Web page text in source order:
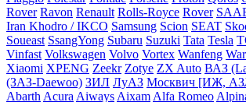
Rover Ravon Renault Rolls-Royce Rover
Iran Khodro / IKCO Samsung Scion SEAT
Soueast SsangYong Subaru Suzuki Tata Tesla
Vinfast Volkswagen Volvo Vortex Wanfeng
Xiaomi XPENG Zeekr Zotye ZX Auto ВАЗ
(ЗАЗ-Daewoo) ЗИЛ ЛуАЗ Москвич [ИЖ,
Abarth Acura Aiways Aixam Alfa Romeo